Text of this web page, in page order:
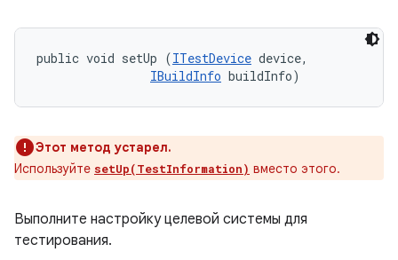
public void setUp (ITestDevice device,
IBuildInfo buildInfo)
Этот метод устарел.
Используйте setUp(TestInformation) вместо этого.
Выполните настройку целевой системы для
тестирования.